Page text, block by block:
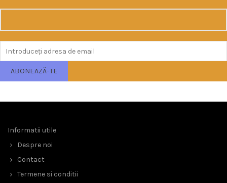
Informatii utile
Despre noi
Contact
Termene si conditii